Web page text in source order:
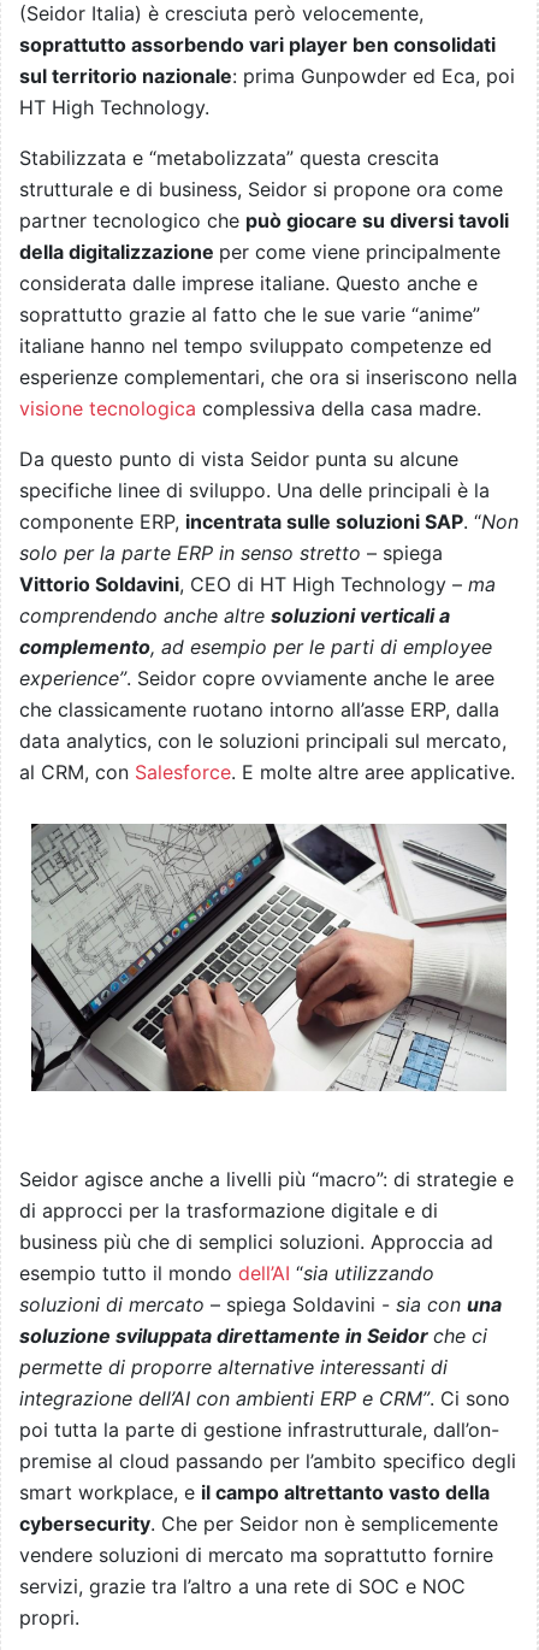
(Seidor Italia) è cresciuta però velocemente,
soprattutto assorbendo vari player ben consolidati
sul territorio nazionale: prima Gunpowder ed Eca, poi
HT High Technology.
Stabilizzata e “metabolizzata” questa crescita
strutturale e di business, Seidor si propone ora come
partner tecnologico che può giocare su diversi tavoli
della digitalizzazione per come viene principalmente
considerata dalle imprese italiane. Questo anche e
soprattutto grazie al fatto che le sue varie “anime”
italiane hanno nel tempo sviluppato competenze ed
esperienze complementari, che ora si inseriscono nella
visione tecnologica complessiva della casa madre.
Da questo punto di vista Seidor punta su alcune
specifiche linee di sviluppo. Una delle principali è la
componente ERP, incentrata sulle soluzioni SAP. “Non
solo per la parte ERP in senso stretto – spiega
Vittorio Soldavini, CEO di HT High Technology – ma
comprendendo anche altre soluzioni verticali a
complemento, ad esempio per le parti di employee
experience”. Seidor copre ovviamente anche le aree
che classicamente ruotano intorno all’asse ERP, dalla
data analytics, con le soluzioni principali sul mercato,
al CRM, con Salesforce. E molte altre aree applicative.
Seidor agisce anche a livelli più “macro”: di strategie e
di approcci per la trasformazione digitale e di
business più che di semplici soluzioni. Approccia ad
esempio tutto il mondo dell’AI “sia utilizzando
soluzioni di mercato – spiega Soldavini - sia con una
soluzione sviluppata direttamente in Seidor che ci
permette di proporre alternative interessanti di
integrazione dell’AI con ambienti ERP e CRM”. Ci sono
poi tutta la parte di gestione infrastrutturale, dall’on-
premise al cloud passando per l’ambito specifico degli
smart workplace, e il campo altrettanto vasto della
cybersecurity. Che per Seidor non è semplicemente
vendere soluzioni di mercato ma soprattutto fornire
servizi, grazie tra l’altro a una rete di SOC e NOC
propri.